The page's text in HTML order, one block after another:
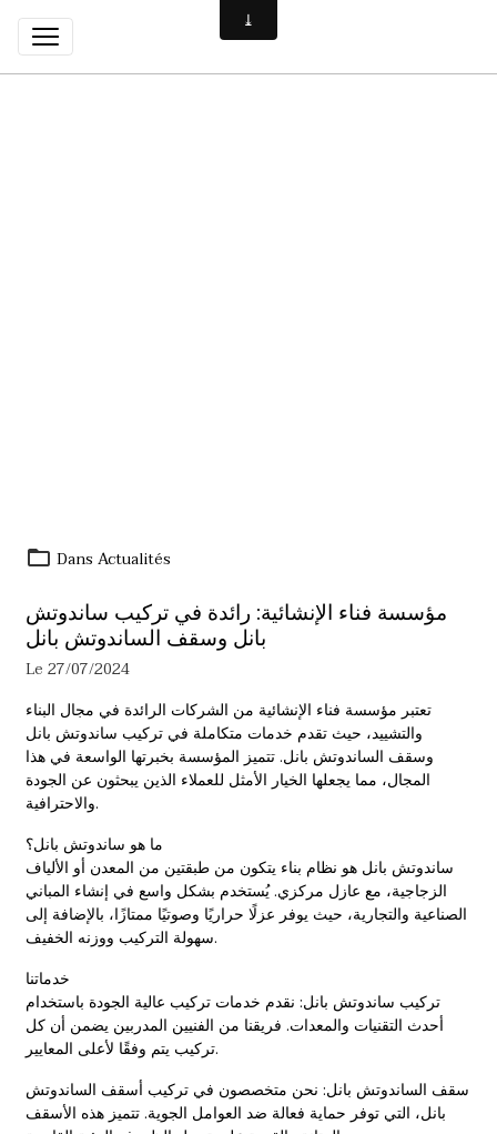
Dans Actualités
مؤسسة فناء الإنشائية: رائدة في تركيب ساندوتش
بانل وسقف الساندوتش بانل
Le 27/07/2024
تعتبر مؤسسة فناء الإنشائية من الشركات الرائدة في مجال البناء
والتشييد، حيث تقدم خدمات متكاملة في تركيب ساندوتش بانل
وسقف الساندوتش بانل. تتميز المؤسسة بخبرتها الواسعة في هذا
المجال، مما يجعلها الخيار الأمثل للعملاء الذين يبحثون عن الجودة
والاحترافية.
ما هو ساندوتش بانل؟
ساندوتش بانل هو نظام بناء يتكون من طبقتين من المعدن أو الألياف
الزجاجية، مع عازل مركزي. يُستخدم بشكل واسع في إنشاء المباني
الصناعية والتجارية، حيث يوفر عزلًا حراريًا وصوتيًا ممتازًا، بالإضافة إلى
سهولة التركيب ووزنه الخفيف.
خدماتنا
تركيب ساندوتش بانل: نقدم خدمات تركيب عالية الجودة باستخدام
أحدث التقنيات والمعدات. فريقنا من الفنيين المدربين يضمن أن كل
تركيب يتم وفقًا لأعلى المعايير.
سقف الساندوتش بانل: نحن متخصصون في تركيب أسقف الساندوتش
بانل، التي توفر حماية فعالة ضد العوامل الجوية. تتميز هذه الأسقف